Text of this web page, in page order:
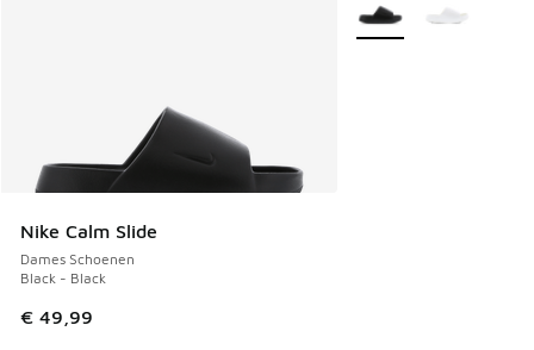
Nike Calm Slide
Dames Schoenen
Black - Black
€ 49,99